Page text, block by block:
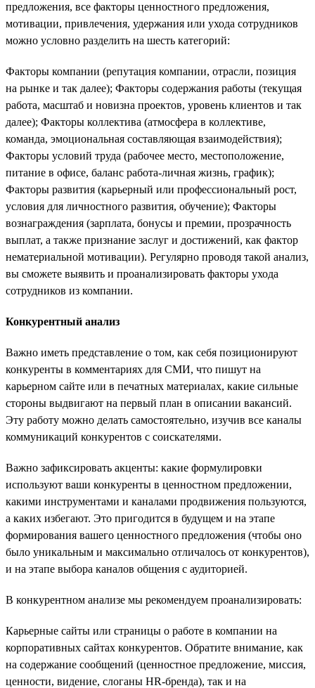
предложения, все факторы ценностного предложения,
мотивации, привлечения, удержания или ухода сотрудников
можно условно разделить на шесть категорий:
Факторы компании (репутация компании, отрасли, позиция
на рынке и так далее); Факторы содержания работы (текущая
работа, масштаб и новизна проектов, уровень клиентов и так
далее); Факторы коллектива (атмосфера в коллективе,
команда, эмоциональная составляющая взаимодействия);
Факторы условий труда (рабочее место, местоположение,
питание в офисе, баланс работа-личная жизнь, график);
Факторы развития (карьерный или профессиональный рост,
условия для личностного развития, обучение); Факторы
вознаграждения (зарплата, бонусы и премии, прозрачность
выплат, а также признание заслуг и достижений, как фактор
нематериальной мотивации). Регулярно проводя такой анализ,
вы сможете выявить и проанализировать факторы ухода
сотрудников из компании.
Конкурентный анализ
Важно иметь представление о том, как себя позиционируют
конкуренты в комментариях для СМИ, что пишут на
карьерном сайте или в печатных материалах, какие сильные
стороны выдвигают на первый план в описании вакансий.
Эту работу можно делать самостоятельно, изучив все каналы
коммуникаций конкурентов с соискателями.
Важно зафиксировать акценты: какие формулировки
используют ваши конкуренты в ценностном предложении,
какими инструментами и каналами продвижения пользуются,
а каких избегают. Это пригодится в будущем и на этапе
формирования вашего ценностного предложения (чтобы оно
было уникальным и максимально отличалось от конкурентов),
и на этапе выбора каналов общения с аудиторией.
В конкурентном анализе мы рекомендуем проанализировать:
Карьерные сайты или страницы о работе в компании на
корпоративных сайтах конкурентов. Обратите внимание, как
на содержание сообщений (ценностное предложение, миссия,
ценности, видение, слоганы HR-бренда), так и на